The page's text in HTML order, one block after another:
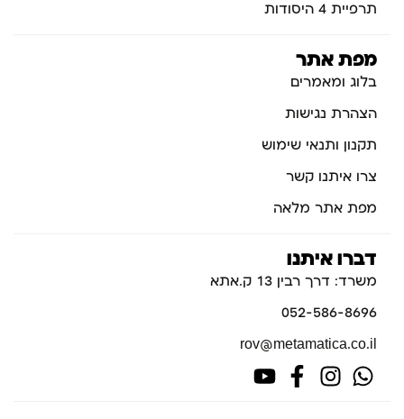
תרפיית 4 היסודות
מפת אתר
בלוג ומאמרים
הצהרת נגישות
תקנון ותנאי שימוש
צרו איתנו קשר
מפת אתר מלאה
דברו איתנו
משרד: דרך רבין 13 ק.אתא
052-586-8696
rov@metamatica.co.il